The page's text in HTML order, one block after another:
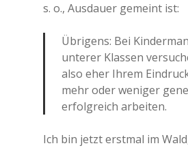
s. o., Ausdauer gemeint ist:
Übrigens: Bei
unterer Klassen
also eher Ihrem
mehr oder weniger
erfolgreich arbeiten.
Ich bin jetzt erstmal im